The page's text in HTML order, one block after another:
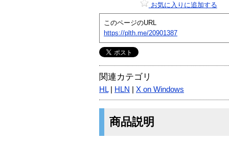
お気に入りに追加する
このページのURL
https://plth.me/20901387
関連カテゴリ
HL| HLN X on Windows
商品説明